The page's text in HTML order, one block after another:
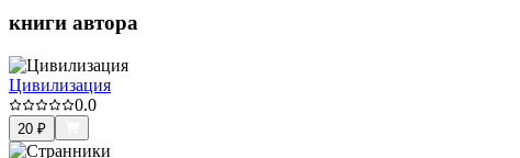
книги автора
Цивилизация
0.0
20 ₽